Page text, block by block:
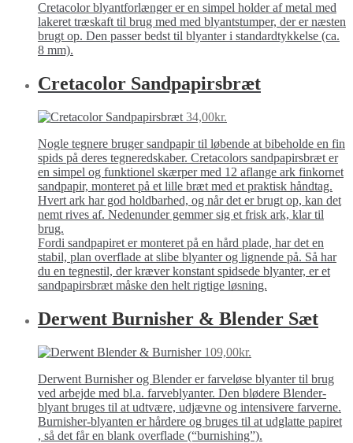
Cretacolor blyantforlænger er en simpel holder af metal med
lakeret træskaft til brug med med blyantstumper, der er næsten
brugt op. Den passer bedst til blyanter i standardtykkelse (ca.
8 mm).
Cretacolor Sandpapirs­bræt
34,00kr.
Nogle tegnere bruger sandpapir til løbende at bibeholde en fin
spids på deres tegneredskaber. Cretacolors sandpapirsbræt er
en simpel og funktionel skærper med 12 aflange ark finkornet
sandpapir, monteret på et lille bræt med et praktisk håndtag.
Hvert ark har god holdbarhed, og når det er brugt op, kan det
nemt rives af. Nedenunder gemmer sig et frisk ark, klar til
brug.
Fordi sandpapiret er monteret på en hård plade, har det en
stabil, plan overflade at slibe blyanter og lignende på. Så har
du en tegnestil, der kræver konstant spidsede blyanter, er et
sandpapirsbræt måske den helt rigtige løsning.
Derwent Burnisher & Blender Sæt
109,00kr.
Derwent Burnisher og Blender er farveløse blyanter til brug
ved arbejde med bl.a. farveblyanter. Den blødere Blender-
blyant bruges til at udtvære, udjævne og intensivere farverne.
Burnisher-blyanten er hårdere og bruges til at udglatte papiret
, så det får en blank overflade (“burnishing”).